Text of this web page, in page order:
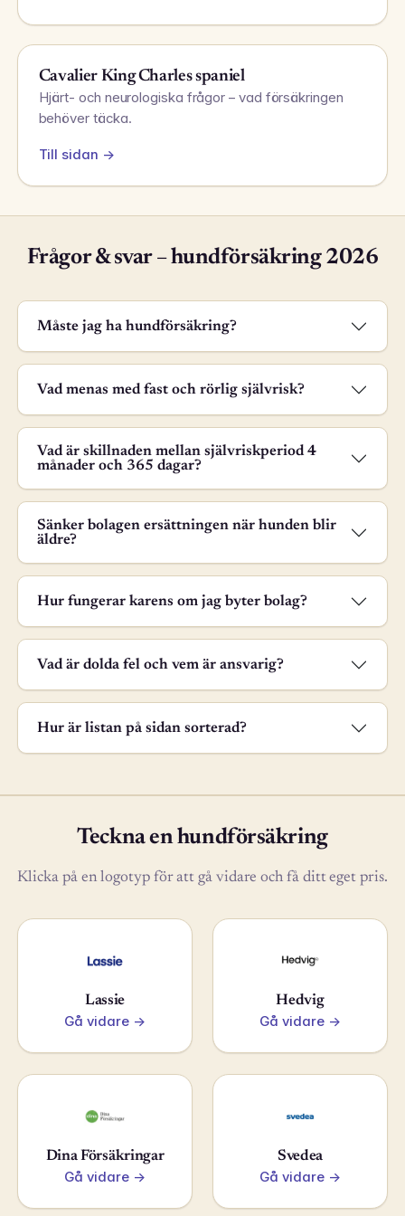
Cavalier King Charles spaniel
Hjärt- och neurologiska frågor – vad försäkringen
behöver täcka.
Till sidan →
Frågor & svar – hundförsäkring 2026
Måste jag ha hundförsäkring?
Vad menas med fast och rörlig självrisk?
Vad är skillnaden mellan självriskperiod 4
månader och 365 dagar?
Sänker bolagen ersättningen när hunden blir
äldre?
Hur fungerar karens om jag byter bolag?
Vad är dolda fel och vem är ansvarig?
Hur är listan på sidan sorterad?
Teckna en hundförsäkring
Klicka på en logotyp för att gå vidare och få ditt eget pris.
Lassie
Gå vidare →
Hedvig
Gå vidare →
Dina Försäkringar
Gå vidare →
Svedea
Gå vidare →